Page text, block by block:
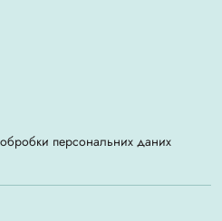
обробки персональних даних